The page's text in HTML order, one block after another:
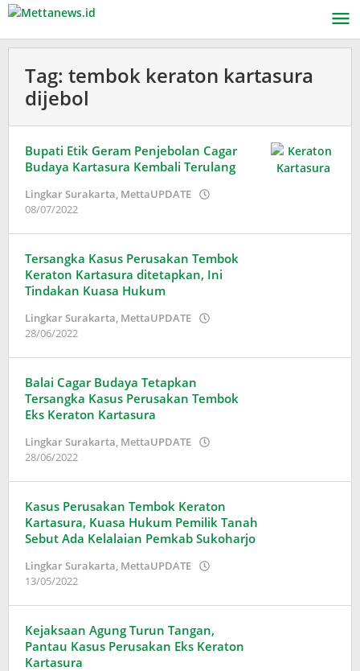
Lewati
konten
Tag: tembok keraton kartasura
dijebol
Bupati Etik Geram Penjebolan Cagar
Budaya Kartasura Kembali Terulang
Lingkar Surakarta, MettaUPDATE
08/07/2022
Wardani
Tersangka Kasus Perusakan Tembok
Keraton Kartasura ditetapkan, Ini
Tindakan Kuasa Hukum
Lingkar Surakarta, MettaUPDATE
28/06/2022
Wardani
Balai Cagar Budaya Tetapkan
Tersangka Kasus Perusakan Tembok
Eks Keraton Kartasura
Lingkar Surakarta, MettaUPDATE
28/06/2022
Wardani
Kasus Perusakan Tembok Keraton
Kartasura, Kuasa Hukum Pemilik Tanah
Sebut Ada Kelalaian Pemkab Sukoharjo
Lingkar Surakarta, MettaUPDATE
13/05/2022
Wardani
Kejaksaan Agung Turun Tangan,
Pantau Kasus Perusakan Eks Keraton
Kartasura